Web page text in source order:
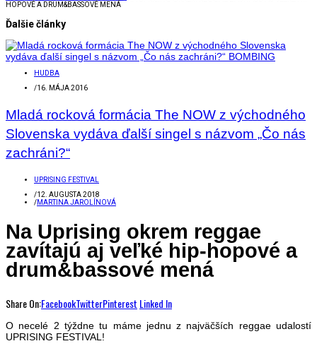
HOPOVÉ A DRUM&BASSOVÉ MENÁ
Ďalšie články
HUDBA
/16. MÁJA 2016
Mladá rocková formácia The NOW z východného
Slovenska vydáva ďalší singel s názvom „Čo nás
zachráni?“
UPRISING FESTIVAL
/12. AUGUSTA 2018
/MARTINA JAROLÍNOVÁ
Na Uprising okrem reggae
zavítajú aj veľké hip-hopové a
drum&bassové mená
Share On:FacebookTwitterPinterest Linked In
O necelé 2 týždne tu máme jednu z najväčších reggae udalostí
UPRISING FESTIVAL!